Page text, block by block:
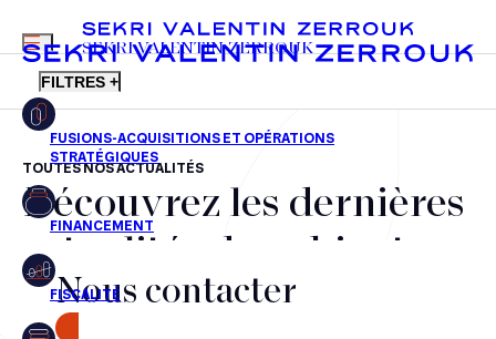
FR EN
MENU
SEKRI VALENTIN ZERROUK
FILTRES +
Fusions-acquisitions et opérations stratégiques
Financement
Fiscalité
TOUTES NOS ACTUALITÉS
Découvrez les dernières
actualités du cabinet,
nos récompenses et nos
Nous contacter